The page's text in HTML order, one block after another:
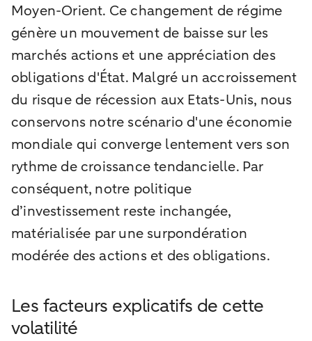
Moyen-Orient. Ce changement de régime
génère un mouvement de baisse sur les
marchés actions et une appréciation des
obligations d'État. Malgré un accroissement
du risque de récession aux Etats-Unis, nous
conservons notre scénario d'une économie
mondiale qui converge lentement vers son
rythme de croissance tendancielle. Par
conséquent, notre politique
d’investissement reste inchangée,
matérialisée par une surpondération
modérée des actions et des obligations.
Les facteurs explicatifs de cette
volatilité